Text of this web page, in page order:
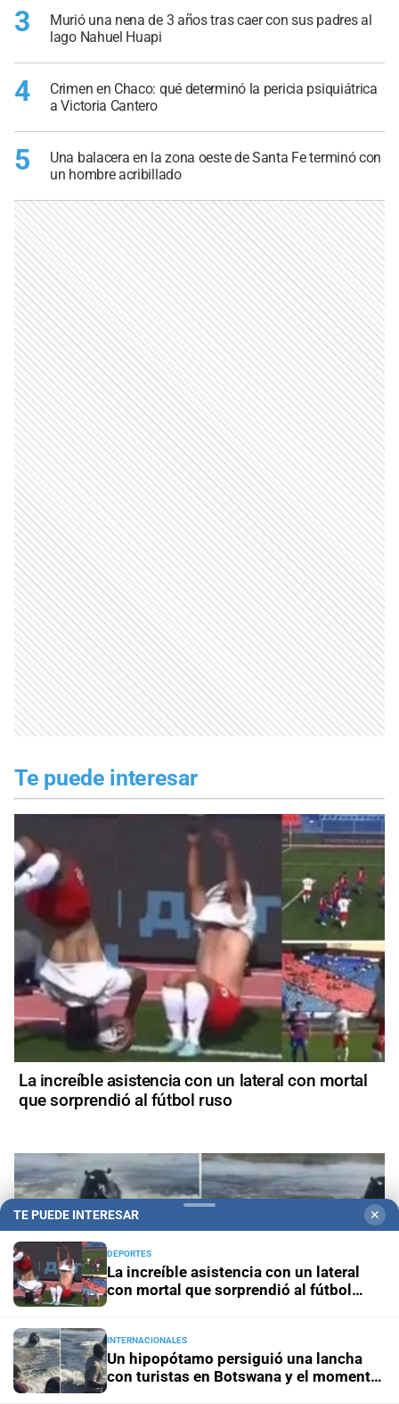
3
Murió una nena de 3 años tras caer con sus padres al
lago Nahuel Huapi
4
Crimen en Chaco: qué determinó la pericia psiquiátrica
a Victoria Cantero
5
Una balacera en la zona oeste de Santa Fe terminó con
un hombre acribillado
Te puede interesar
La increíble asistencia con un lateral con mortal
que sorprendió al fútbol ruso
TE PUEDE INTERESAR ✕
DEPORTES
La increíble asistencia con un lateral
con mortal que sorprendió al fútbol
INTERNACIONALES
Un hipopótamo persiguió una lancha
con turistas en Botswana y el momento